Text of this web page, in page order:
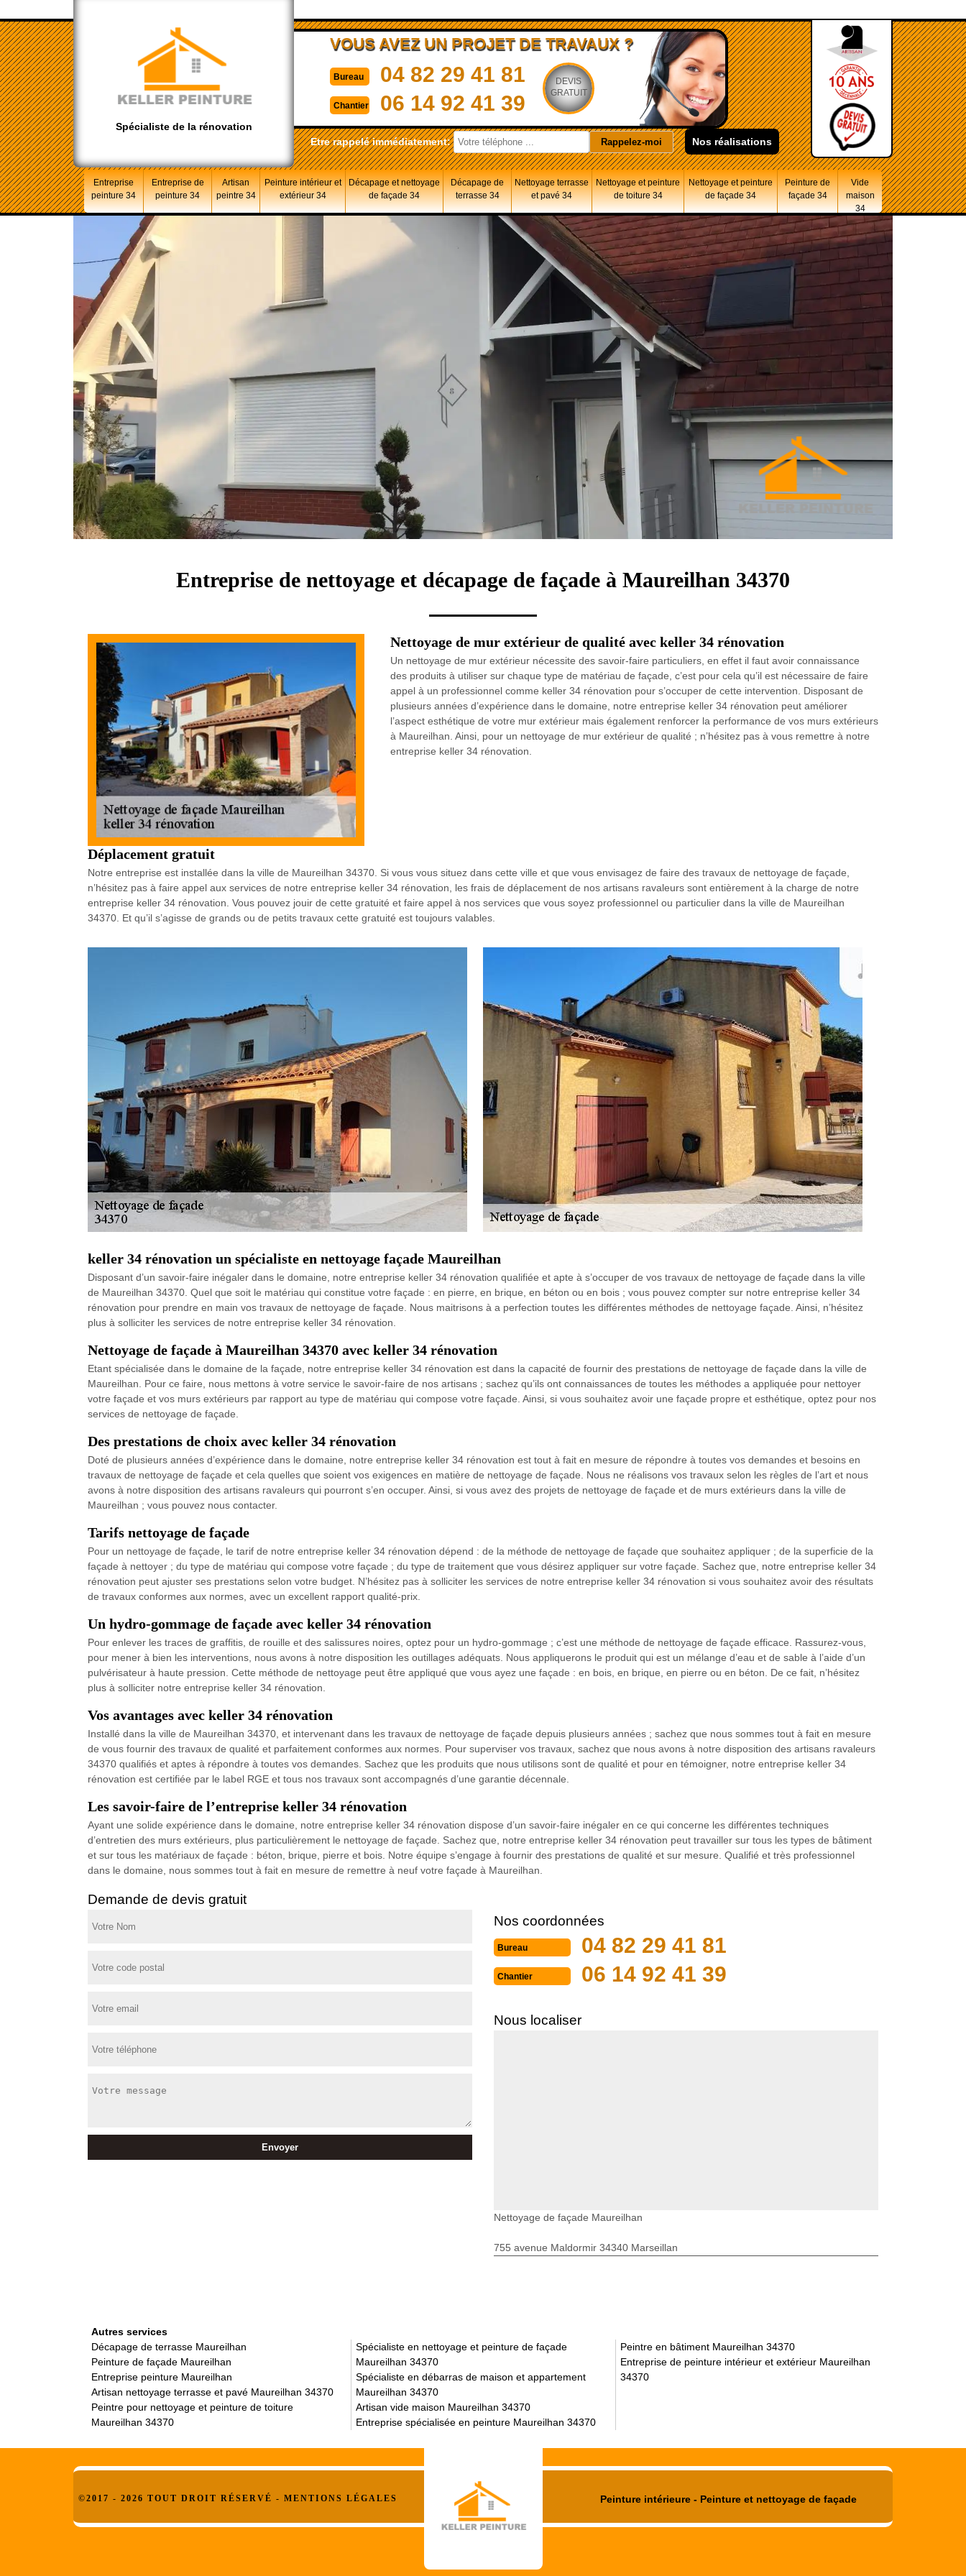
Spécialiste de la rénovation
VOUS AVEZ UN PROJET DE TRAVAUX ?
Bureau 04 82 29 41 81
Chantier 06 14 92 41 39
DEVIS
GRATUIT
Etre rappelé immédiatement: Nos réalisations
Entreprise
peinture 34
Entreprise de
peinture 34
Artisan
peintre 34
Peinture intérieur et
extérieur 34
Décapage et nettoyage
de façade 34
Décapage de
terrasse 34
Nettoyage terrasse
et pavé 34
Nettoyage et peinture
de toiture 34
Nettoyage et peinture
de façade 34
Peinture de
façade 34
Vide
maison
34
Entreprise de nettoyage et décapage de façade à Maureilhan 34370
Nettoyage de mur extérieur de qualité avec keller 34 rénovation
Un nettoyage de mur extérieur nécessite des savoir-faire particuliers, en effet il faut avoir connaissance
des produits à utiliser sur chaque type de matériau de façade, c’est pour cela qu’il est nécessaire de faire
appel à un professionnel comme keller 34 rénovation pour s’occuper de cette intervention. Disposant de
plusieurs années d’expérience dans le domaine, notre entreprise keller 34 rénovation peut améliorer
l’aspect esthétique de votre mur extérieur mais également renforcer la performance de vos murs extérieurs
à Maureilhan. Ainsi, pour un nettoyage de mur extérieur de qualité ; n’hésitez pas à vous remettre à notre
entreprise keller 34 rénovation.
Déplacement gratuit
Notre entreprise est installée dans la ville de Maureilhan 34370. Si vous vous situez dans cette ville et que vous envisagez de faire des travaux de nettoyage de façade,
n’hésitez pas à faire appel aux services de notre entreprise keller 34 rénovation, les frais de déplacement de nos artisans ravaleurs sont entièrement à la charge de notre
entreprise keller 34 rénovation. Vous pouvez jouir de cette gratuité et faire appel à nos services que vous soyez professionnel ou particulier dans la ville de Maureilhan
34370. Et qu’il s’agisse de grands ou de petits travaux cette gratuité est toujours valables.
keller 34 rénovation un spécialiste en nettoyage façade Maureilhan
Disposant d’un savoir-faire inégaler dans le domaine, notre entreprise keller 34 rénovation qualifiée et apte à s’occuper de vos travaux de nettoyage de façade dans la ville
de Maureilhan 34370. Quel que soit le matériau qui constitue votre façade : en pierre, en brique, en béton ou en bois ; vous pouvez compter sur notre entreprise keller 34
rénovation pour prendre en main vos travaux de nettoyage de façade. Nous maitrisons à a perfection toutes les différentes méthodes de nettoyage façade. Ainsi, n’hésitez
plus à solliciter les services de notre entreprise keller 34 rénovation.
Nettoyage de façade à Maureilhan 34370 avec keller 34 rénovation
Etant spécialisée dans le domaine de la façade, notre entreprise keller 34 rénovation est dans la capacité de fournir des prestations de nettoyage de façade dans la ville de
Maureilhan. Pour ce faire, nous mettons à votre service le savoir-faire de nos artisans ; sachez qu’ils ont connaissances de toutes les méthodes a appliquée pour nettoyer
votre façade et vos murs extérieurs par rapport au type de matériau qui compose votre façade. Ainsi, si vous souhaitez avoir une façade propre et esthétique, optez pour nos
services de nettoyage de façade.
Des prestations de choix avec keller 34 rénovation
Doté de plusieurs années d’expérience dans le domaine, notre entreprise keller 34 rénovation est tout à fait en mesure de répondre à toutes vos demandes et besoins en
travaux de nettoyage de façade et cela quelles que soient vos exigences en matière de nettoyage de façade. Nous ne réalisons vos travaux selon les règles de l’art et nous
avons à notre disposition des artisans ravaleurs qui pourront s’en occuper. Ainsi, si vous avez des projets de nettoyage de façade et de murs extérieurs dans la ville de
Maureilhan ; vous pouvez nous contacter.
Tarifs nettoyage de façade
Pour un nettoyage de façade, le tarif de notre entreprise keller 34 rénovation dépend : de la méthode de nettoyage de façade que souhaitez appliquer ; de la superficie de la
façade à nettoyer ; du type de matériau qui compose votre façade ; du type de traitement que vous désirez appliquer sur votre façade. Sachez que, notre entreprise keller 34
rénovation peut ajuster ses prestations selon votre budget. N’hésitez pas à solliciter les services de notre entreprise keller 34 rénovation si vous souhaitez avoir des résultats
de travaux conformes aux normes, avec un excellent rapport qualité-prix.
Un hydro-gommage de façade avec keller 34 rénovation
Pour enlever les traces de graffitis, de rouille et des salissures noires, optez pour un hydro-gommage ; c’est une méthode de nettoyage de façade efficace. Rassurez-vous,
pour mener à bien les interventions, nous avons à notre disposition les outillages adéquats. Nous appliquerons le produit qui est un mélange d’eau et de sable à l’aide d’un
pulvérisateur à haute pression. Cette méthode de nettoyage peut être appliqué que vous ayez une façade : en bois, en brique, en pierre ou en béton. De ce fait, n’hésitez
plus à solliciter notre entreprise keller 34 rénovation.
Vos avantages avec keller 34 rénovation
Installé dans la ville de Maureilhan 34370, et intervenant dans les travaux de nettoyage de façade depuis plusieurs années ; sachez que nous sommes tout à fait en mesure
de vous fournir des travaux de qualité et parfaitement conformes aux normes. Pour superviser vos travaux, sachez que nous avons à notre disposition des artisans ravaleurs
34370 qualifiés et aptes à répondre à toutes vos demandes. Sachez que les produits que nous utilisons sont de qualité et pour en témoigner, notre entreprise keller 34
rénovation est certifiée par le label RGE et tous nos travaux sont accompagnés d’une garantie décennale.
Les savoir-faire de l’entreprise keller 34 rénovation
Ayant une solide expérience dans le domaine, notre entreprise keller 34 rénovation dispose d’un savoir-faire inégaler en ce qui concerne les différentes techniques
d’entretien des murs extérieurs, plus particulièrement le nettoyage de façade. Sachez que, notre entreprise keller 34 rénovation peut travailler sur tous les types de bâtiment
et sur tous les matériaux de façade : béton, brique, pierre et bois. Notre équipe s’engage à fournir des prestations de qualité et sur mesure. Qualifié et très professionnel
dans le domaine, nous sommes tout à fait en mesure de remettre à neuf votre façade à Maureilhan.
Demande de devis gratuit
Nos coordonnées
Bureau 04 82 29 41 81
Chantier 06 14 92 41 39
Nous localiser
Nettoyage de façade Maureilhan
755 avenue Maldormir 34340 Marseillan
Autres services
Décapage de terrasse Maureilhan
Peinture de façade Maureilhan
Entreprise peinture Maureilhan
Artisan nettoyage terrasse et pavé Maureilhan 34370
Peintre pour nettoyage et peinture de toiture
Maureilhan 34370
Spécialiste en nettoyage et peinture de façade
Maureilhan 34370
Spécialiste en débarras de maison et appartement
Maureilhan 34370
Artisan vide maison Maureilhan 34370
Entreprise spécialisée en peinture Maureilhan 34370
Peintre en bâtiment Maureilhan 34370
Entreprise de peinture intérieur et extérieur Maureilhan
34370
©2017 - 2026 TOUT DROIT RÉSERVÉ - MENTIONS LÉGALES Peinture intérieure - Peinture et nettoyage de façade